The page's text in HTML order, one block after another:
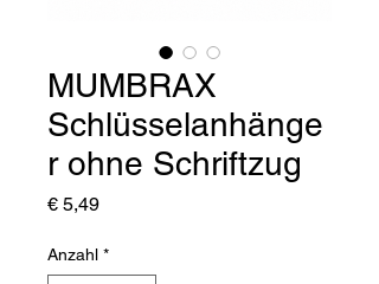
MUMBRAX
Schlüsselanhänge
r ohne Schriftzug
€ 5,49Preis
Anzahl *